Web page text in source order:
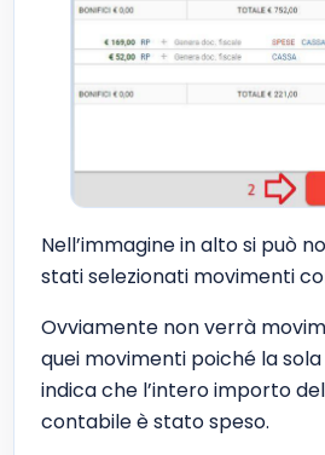
Nell’immagine in alto si può
stati selezionati movimenti
Ovviamente non verrà
quei movimenti poiché la sola
indica che l’intero importo
contabile è stato speso.